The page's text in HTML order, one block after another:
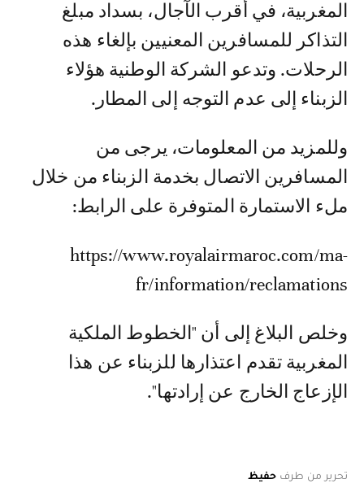
المغربية، في أقرب الآجال، بسداد مبلغ
التذاكر للمسافرين المعنيين بإلغاء هذه
الرحلات. وتدعو الشركة الوطنية هؤلاء
الزبناء إلى عدم التوجه إلى المطار.
وللمزيد من المعلومات، يرجى من
المسافرين الاتصال بخدمة الزبناء من خلال
ملء الاستمارة المتوفرة على الرابط:
https://www.royalairmaroc.com/ma-
fr/information/reclamations
وخلص البلاغ إلى أن "الخطوط الملكية
المغربية تقدم اعتذارها للزبناء عن هذا
الإزعاج الخارج عن إرادتها".
تحرير من طرف حفيظ